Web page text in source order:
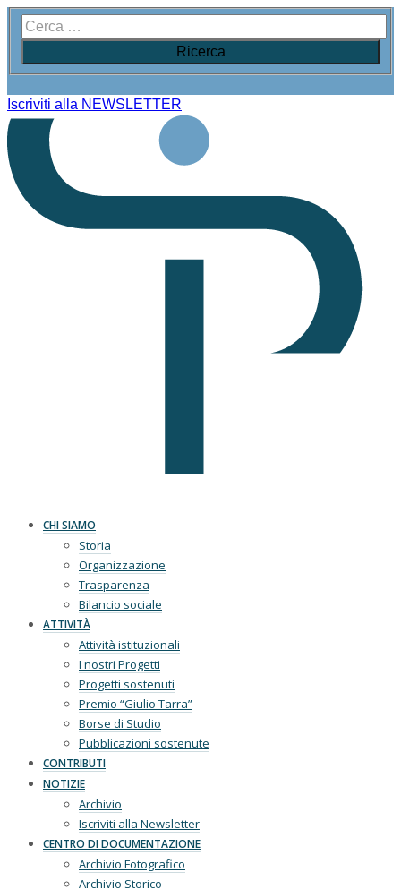
Iscriviti alla NEWSLETTER
CHI SIAMO
Storia
Organizzazione
Trasparenza
Bilancio sociale
ATTIVITÀ
Attività istituzionali
I nostri Progetti
Progetti sostenuti
Premio “Giulio Tarra”
Borse di Studio
Pubblicazioni sostenute
CONTRIBUTI
NOTIZIE
Archivio
Iscriviti alla Newsletter
CENTRO DI DOCUMENTAZIONE
Archivio Fotografico
Archivio Storico